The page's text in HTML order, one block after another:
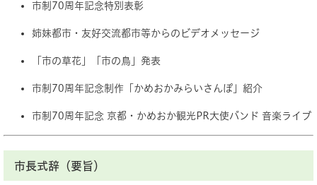
市制70周年記念特別表彰
姉妹都市・友好交流都市等からのビデオメッセージ
「市の草花」「市の鳥」発表
市制70周年記念制作「かめおかみらいさんぽ」紹介
市制70周年記念 京都・かめおか観光PR大使バンド 音楽ライブ
市長式辞（要旨）